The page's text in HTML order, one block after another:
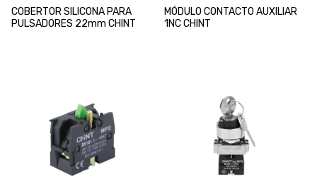
COBERTOR SILICONA PARA
PULSADORES 22mm CHINT
MÓDULO CONTACTO AUXILIAR
1NC CHINT